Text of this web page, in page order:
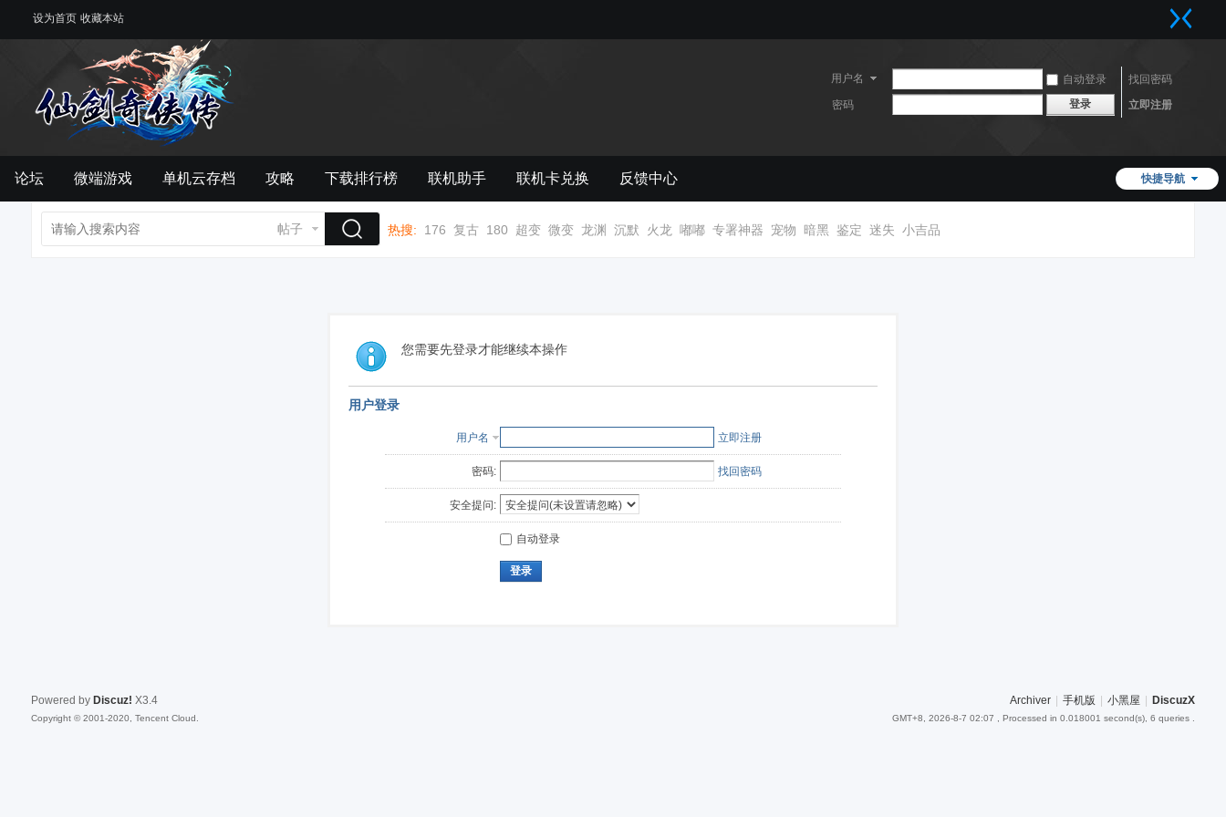
设为首页 收藏本站
用户名 自动登录
找回密码
密码
登录 立即注册
快捷导航
论坛 微端游戏 单机云存档 攻略 下载排行榜 联机助手 联机卡兑换 反馈中心
帖子 热搜: 176 复古 180 超变 微变 龙渊 沉默 火龙 嘟嘟 专署神器 宠物 暗黑 鉴定 迷失 小吉品
您需要先登录才能继续本操作
用户登录
用户名 立即注册
密码: 找回密码
安全提问:
自动登录
登录
Archiver 手机版 小黑屋 DiscuzX
GMT+8, 2026-8-7 02:07 , Processed in 0.018001 second(s), 6 queries .
Powered by Discuz! X3.4
Copyright © 2001-2020, Tencent Cloud.